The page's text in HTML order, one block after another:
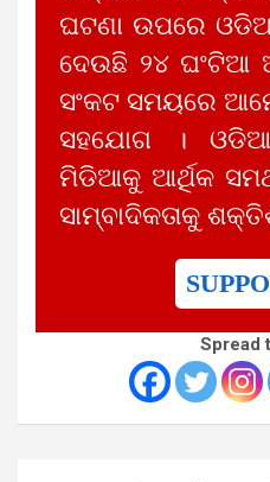
ଘଟଣା ଉପରେ
ଦେଉଛି ୨୪ ଘଂଟିଆ
ସଂକଟ ସମୟରେ
ସହଯୋଗ ।
ମିଡିଆକୁ ଆର୍ଥିକ
ସାମ୍ବାଦିକତାକୁ
Spread